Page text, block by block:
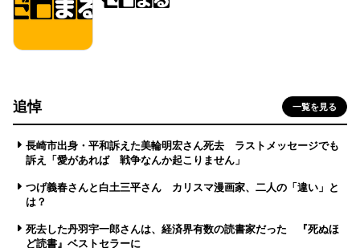
追悼 一覧を見る
長崎市出身・平和訴えた美輪明宏さん死去 ラストメッセージでも
訴え「愛があれば 戦争なんか起こりません」
つげ義春さんと白土三平さん カリスマ漫画家、二人の「違い」と
は？
死去した丹羽宇一郎さんは、経済界有数の読書家だった 『死ぬほ
ど読書』ベストセラーに